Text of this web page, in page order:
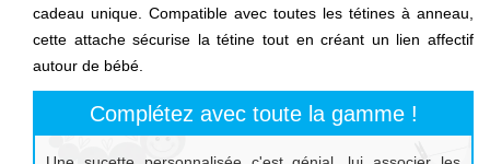
cadeau unique. Compatible avec toutes les tétines à anneau,
cette attache sécurise la tétine tout en créant un lien affectif
autour de bébé.
Complétez avec toute la gamme !